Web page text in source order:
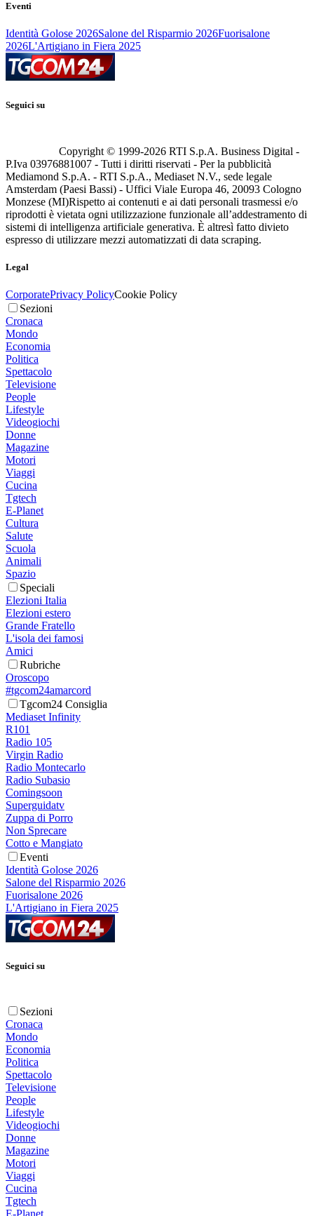
Eventi
Identità Golose 2026Salone del Risparmio 2026Fuorisalone
2026L'Artigiano in Fiera 2025
Seguici su
Copyright © 1999-2026 RTI S.p.A. Business Digital -
P.Iva 03976881007 - Tutti i diritti riservati - Per la pubblicità
Mediamond S.p.A. - RTI S.p.A., Mediaset N.V., sede legale
Amsterdam (Paesi Bassi) - Uffici Viale Europa 46, 20093 Cologno
Monzese (MI)Rispetto ai contenuti e ai dati personali trasmessi e/o
riprodotti è vietata ogni utilizzazione funzionale all’addestramento di
sistemi di intelligenza artificiale generativa. È altresì fatto divieto
espresso di utilizzare mezzi automatizzati di data scraping.
Legal
CorporatePrivacy PolicyCookie Policy
Sezioni
Cronaca
Mondo
Economia
Politica
Spettacolo
Televisione
People
Lifestyle
Videogiochi
Donne
Magazine
Motori
Viaggi
Cucina
Tgtech
E-Planet
Cultura
Salute
Scuola
Animali
Spazio
Speciali
Elezioni Italia
Elezioni estero
Grande Fratello
L'isola dei famosi
Amici
Rubriche
Oroscopo
#tgcom24amarcord
Tgcom24 Consiglia
Mediaset Infinity
R101
Radio 105
Virgin Radio
Radio Montecarlo
Radio Subasio
Comingsoon
Superguidatv
Zuppa di Porro
Non Sprecare
Cotto e Mangiato
Eventi
Identità Golose 2026
Salone del Risparmio 2026
Fuorisalone 2026
L'Artigiano in Fiera 2025
Seguici su
Sezioni
Cronaca
Mondo
Economia
Politica
Spettacolo
Televisione
People
Lifestyle
Videogiochi
Donne
Magazine
Motori
Viaggi
Cucina
Tgtech